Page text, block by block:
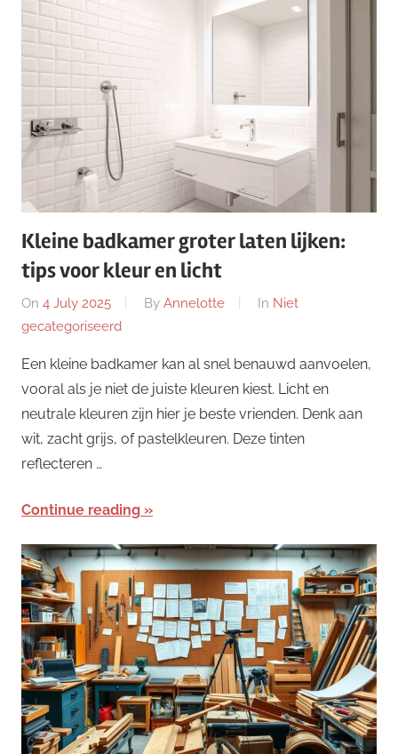
Kleine badkamer groter laten lijken:
tips voor kleur en licht
On 4 July 2025 By Annelotte In Niet
gecategoriseerd
Een kleine badkamer kan al snel benauwd aanvoelen,
vooral als je niet de juiste kleuren kiest. Licht en
neutrale kleuren zijn hier je beste vrienden. Denk aan
wit, zacht grijs, of pastelkleuren. Deze tinten
reflecteren …
Continue reading